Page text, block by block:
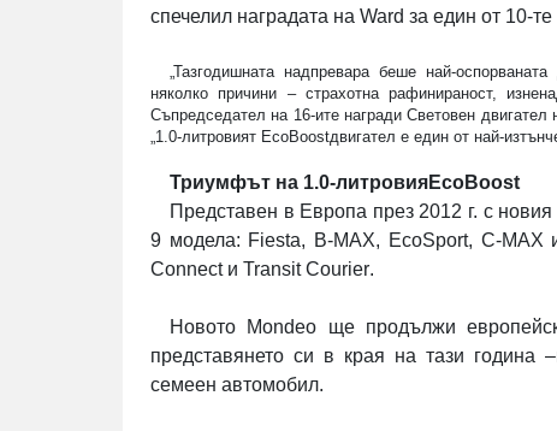
спечелил наградата на Ward за един от 10-
„Тазгодишната надпревара беше най-
няколко причини – страхотна рафинираност,
Съпредседател на 16-ите награди Световен
„1.0-литровият EcoBoostдвигател е един от най-
Триумфът на 1.0-литровияEcoBoost
Представен в Европа през 2012 г. с новия
9 модела: Fiesta, B-MAX, EcoSport, C-MAX
Connect и Transit Courier.
Новото Mondeo ще продължи
представянето си в края на тази година
семеен автомобил.